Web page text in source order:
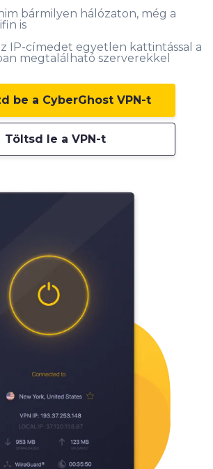
bármilyen hálózaton, még a
is
IP-címedet egyetlen kattintással a
megtalálható szerverekkel
be a CyberGhost VPN-t
Töltsd le a VPN-t